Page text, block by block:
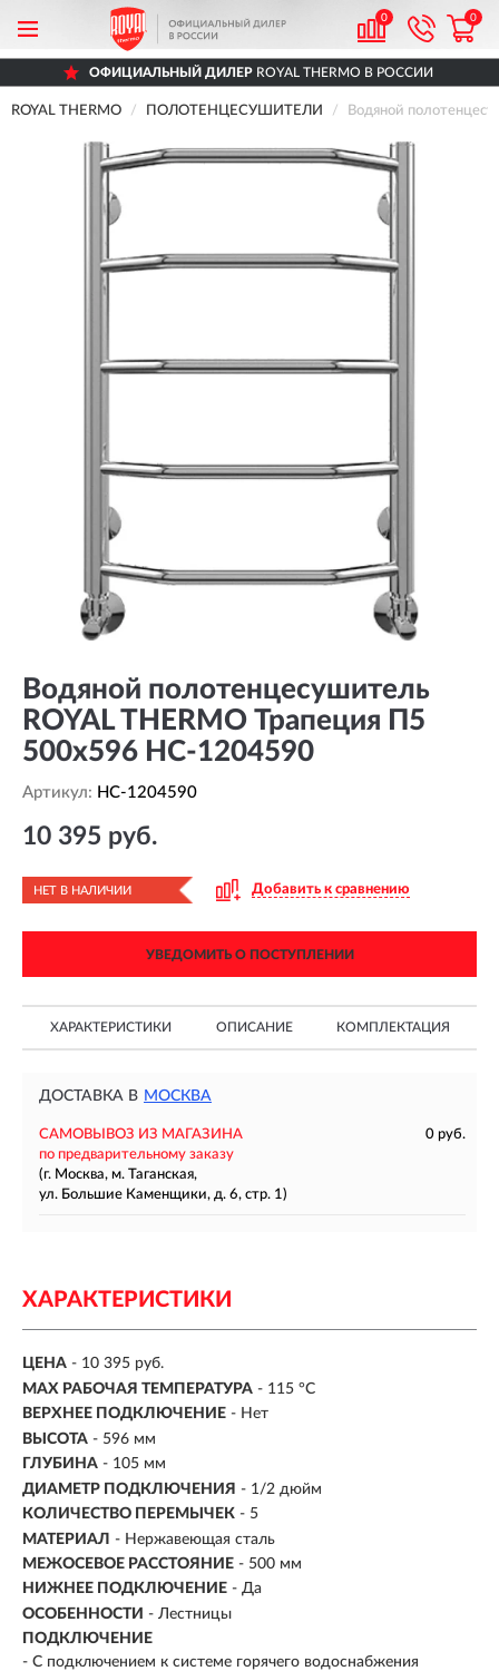
0 0
ОФИЦИАЛЬНЫЙ ДИЛЕР ROYAL THERMO В РОССИИ
ROYAL THERMO ПОЛОТЕНЦЕСУШИТЕЛИ Водяной
Водяной полотенцесушитель
ROYAL THERMO Трапеция П5
500x596 HC-1204590
Артикул: HC-1204590
10 395 руб.
НЕТ В НАЛИЧИИ Добавить к сравнению
УВЕДОМИТЬ О ПОСТУПЛЕНИИ
ХАРАКТЕРИСТИКИ ОПИСАНИЕ КОМПЛЕКТАЦИЯ
ДОСТАВКА В МОСКВА
САМОВЫВОЗ ИЗ МАГАЗИНА
0 руб.
по предварительному заказу
(г. Москва, м. Таганская,
ул. Большие Каменщики, д. 6, стр. 1)
ХАРАКТЕРИСТИКИ
ЦЕНА - 10 395 руб.
MAX РАБОЧАЯ ТЕМПЕРАТУРА - 115 °С
ВЕРХНЕЕ ПОДКЛЮЧЕНИЕ - Нет
ВЫСОТА - 596 мм
ГЛУБИНА - 105 мм
ДИАМЕТР ПОДКЛЮЧЕНИЯ - 1/2 дюйм
КОЛИЧЕСТВО ПЕРЕМЫЧЕК - 5
МАТЕРИАЛ - Нержавеющая сталь
МЕЖОСЕВОЕ РАССТОЯНИЕ - 500 мм
НИЖНЕЕ ПОДКЛЮЧЕНИЕ - Да
ОСОБЕННОСТИ - Лестницы
ПОДКЛЮЧЕНИЕ
- С подключением к системе горячего водоснабжения